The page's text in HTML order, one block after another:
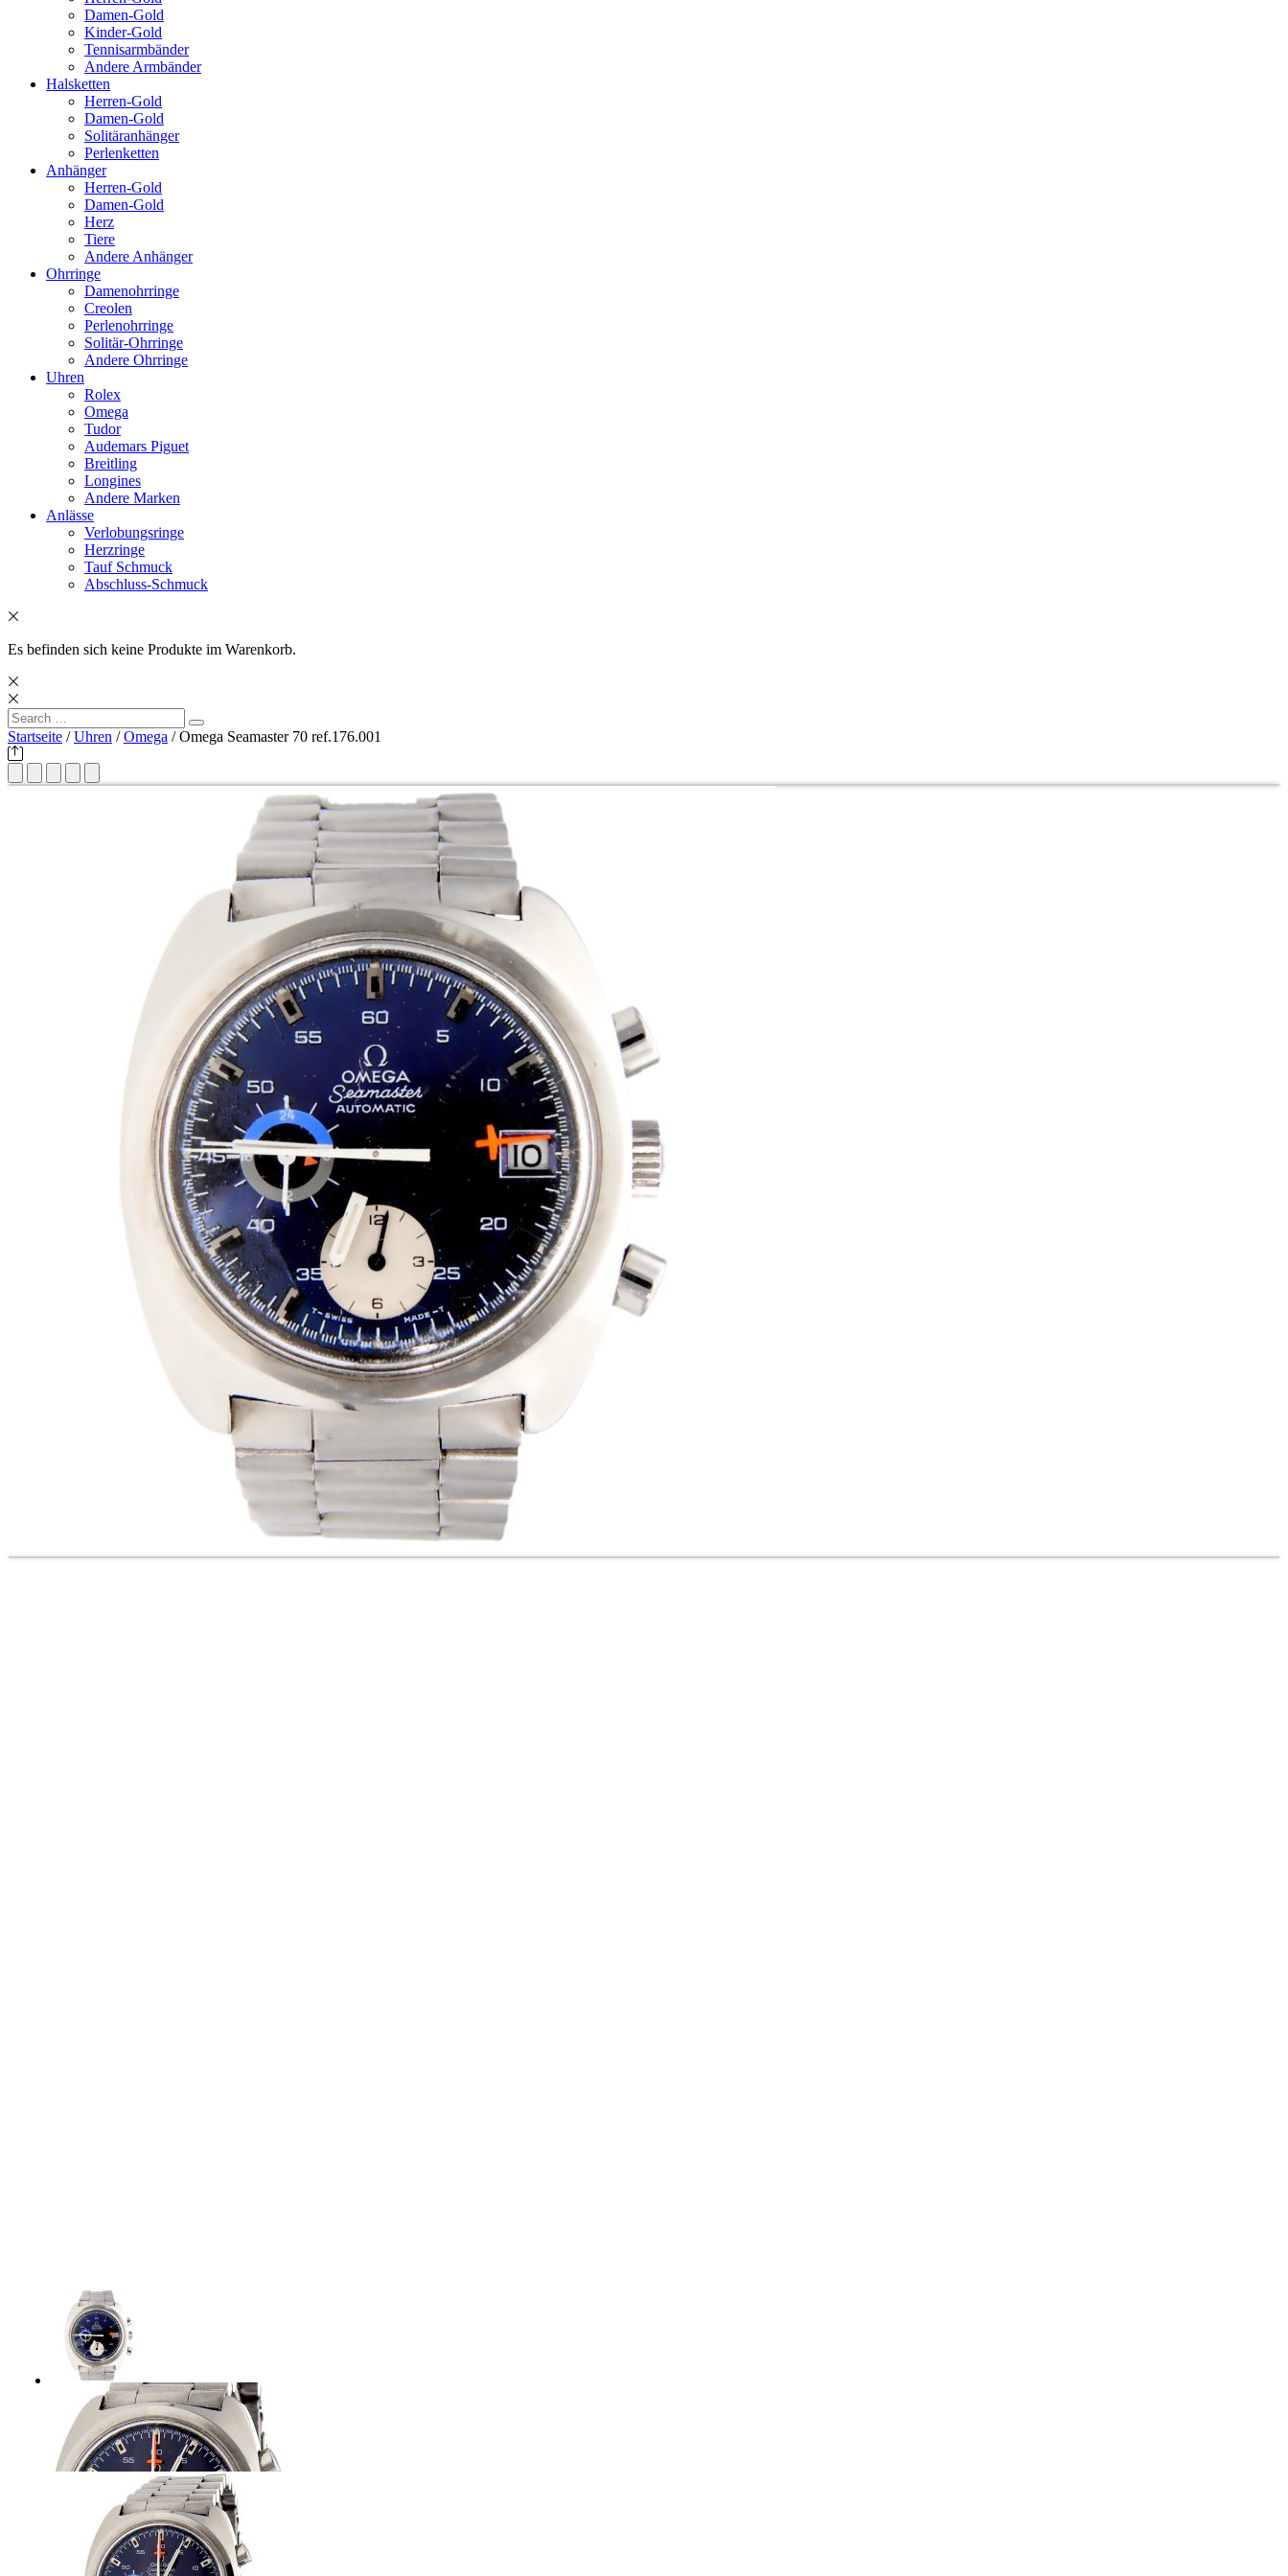
Damen-Gold
Kinder-Gold
Tennisarmbänder
Andere Armbänder
Halsketten
Herren-Gold
Damen-Gold
Solitäranhänger
Perlenketten
Anhänger
Herren-Gold
Damen-Gold
Herz
Tiere
Andere Anhänger
Ohrringe
Damenohrringe
Creolen
Perlenohrringe
Solitär-Ohrringe
Andere Ohrringe
Uhren
Rolex
Omega
Tudor
Audemars Piguet
Breitling
Longines
Andere Marken
Anlässe
Verlobungsringe
Herzringe
Tauf Schmuck
Abschluss-Schmuck
Es befinden sich keine Produkte im Warenkorb.
Search
for:
Search
Startseite /Uhren /Omega / Omega Seamaster 70 ref.176.001